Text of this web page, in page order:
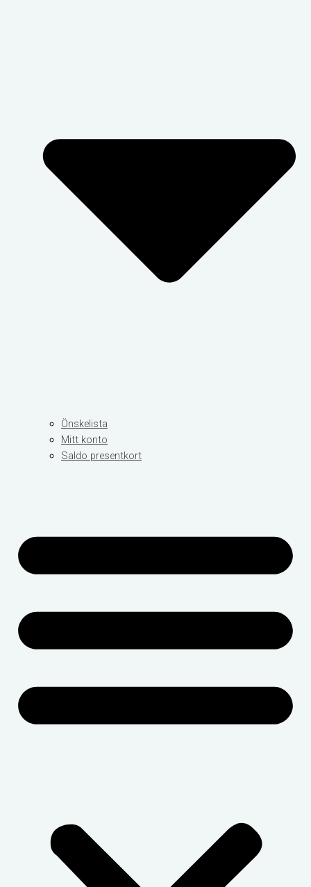
Önskelista
Mitt konto
Saldo presentkort